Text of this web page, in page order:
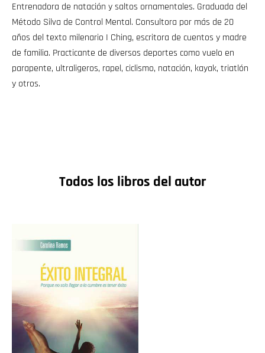
Entrenadora de natación y saltos ornamentales. Graduada del
Método Silva de Control Mental. Consultora por más de 20
años del texto milenario I Ching, escritora de cuentos y madre
de familia. Practicante de diversos deportes como vuelo en
parapente, ultraligeros, rapel, ciclismo, natación, kayak, triatlón
y otros.
Todos los libros del autor